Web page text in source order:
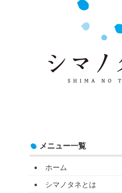
メニュー一覧
ホーム
シマノタネとは